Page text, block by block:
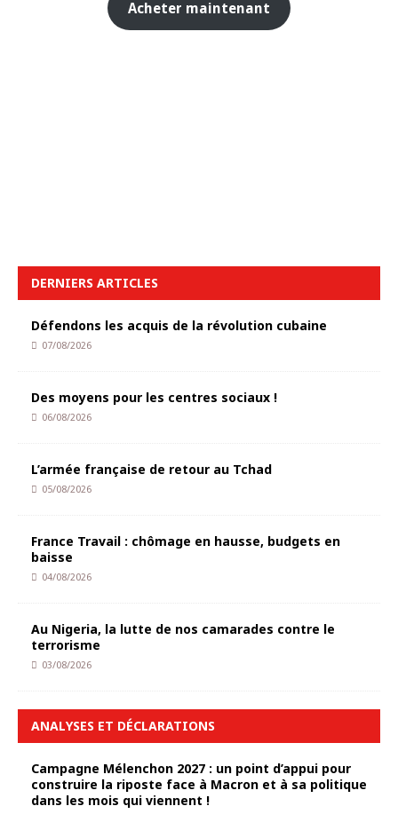
Acheter maintenant
DERNIERS ARTICLES
Défendons les acquis de la révolution cubaine
07/08/2026
Des moyens pour les centres sociaux !
06/08/2026
L’armée française de retour au Tchad
05/08/2026
France Travail : chômage en hausse, budgets en
baisse
04/08/2026
Au Nigeria, la lutte de nos camarades contre le
terrorisme
03/08/2026
ANALYSES ET DÉCLARATIONS
Campagne Mélenchon 2027 : un point d’appui pour
construire la riposte face à Macron et à sa politique
dans les mois qui viennent !